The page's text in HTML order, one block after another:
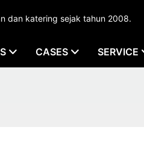
dan katering sejak tahun 2008.
CASES SERVICE